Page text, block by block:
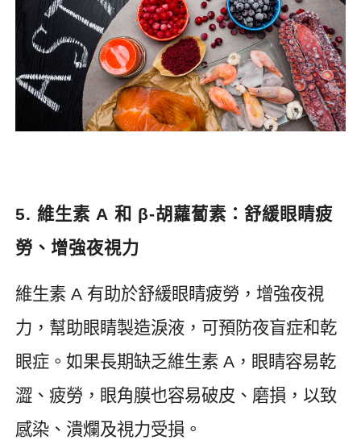
5. 維生素 A 和 β-胡蘿蔔素：舒緩眼睛疲
勞、增強夜視力
維生素 A 有助於舒緩眼睛疲勞，增強夜視
力，幫助眼睛製造淚液，可預防夜盲症和乾
眼症。如果長期缺乏維生素 A，眼睛容易乾
澀、疲勞，眼角膜也容易破皮、磨損，以致
感染、潰爛及視力受損。